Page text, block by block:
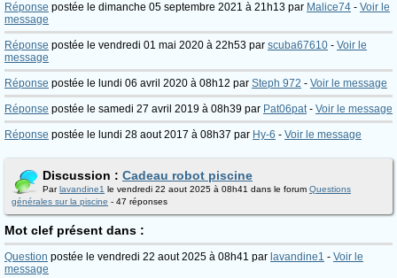
Réponse postée le dimanche 05 septembre 2021 à 21h13 par Malice74 - Voir le
message
Réponse postée le vendredi 01 mai 2020 à 22h53 par scuba67610 - Voir le
message
Réponse postée le lundi 06 avril 2020 à 08h12 par Steph 972 - Voir le message
Réponse postée le samedi 27 avril 2019 à 08h39 par Pat06pat- Voir le message
Réponse postée le lundi 28 aout 2017 à 08h37 par Hy-6 - Voir le message
Discussion : Cadeau robot piscine
Parlavandine1 le vendredi 22 aout 2025 à 08h41 dans le forum Questions
générales sur la piscine - 47 réponses
Mot clef présent dans :
Question postée le vendredi 22 aout 2025 à 08h41 par lavandine1 - Voir le
message